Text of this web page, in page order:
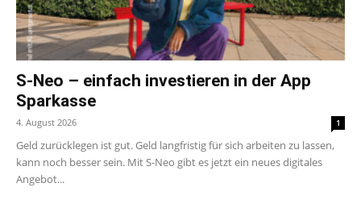
S-Neo – einfach investieren in der App
Sparkasse
4. August 2026 1
Geld zurücklegen ist gut. Geld langfristig für sich arbeiten zu lassen,
kann noch besser sein. Mit S-Neo gibt es jetzt ein neues digitales
Angebot...